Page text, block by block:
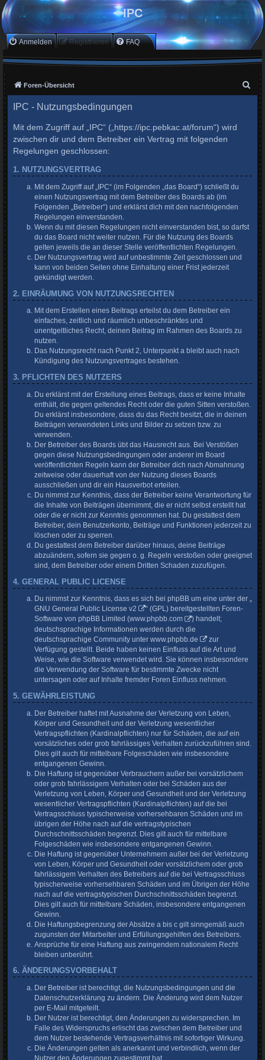
IPC
Anmelden Registrieren FAQ
Foren-Übersicht
IPC - Nutzungsbedingungen
Mit dem Zugriff auf „IPC“ („https://ipc.pebkac.at/forum“) wird
zwischen dir und dem Betreiber ein Vertrag mit folgenden
Regelungen geschlossen:
1. NUTZUNGSVERTRAG
Mit dem Zugriff auf „IPC“ (im Folgenden „das Board“) schließt du
einen Nutzungsvertrag mit dem Betreiber des Boards ab (im
Folgenden „Betreiber“) und erklärst dich mit den nachfolgenden
Regelungen einverstanden.
Wenn du mit diesen Regelungen nicht einverstanden bist, so darfst
du das Board nicht weiter nutzen. Für die Nutzung des Boards
gelten jeweils die an dieser Stelle veröffentlichten Regelungen.
Der Nutzungsvertrag wird auf unbestimmte Zeit geschlossen und
kann von beiden Seiten ohne Einhaltung einer Frist jederzeit
gekündigt werden.
2. EINRÄUMUNG VON NUTZUNGSRECHTEN
Mit dem Erstellen eines Beitrags erteilst du dem Betreiber ein
einfaches, zeitlich und räumlich unbeschränktes und
unentgeltliches Recht, deinen Beitrag im Rahmen des Boards zu
nutzen.
Das Nutzungsrecht nach Punkt 2, Unterpunkt a bleibt auch nach
Kündigung des Nutzungsvertrages bestehen.
3. PFLICHTEN DES NUTZERS
Du erklärst mit der Erstellung eines Beitrags, dass er keine Inhalte
enthält, die gegen geltendes Recht oder die guten Sitten verstoßen.
Du erklärst insbesondere, dass du das Recht besitzt, die in deinen
Beiträgen verwendeten Links und Bilder zu setzen bzw. zu
verwenden.
Der Betreiber des Boards übt das Hausrecht aus. Bei Verstößen
gegen diese Nutzungsbedingungen oder anderer im Board
veröffentlichten Regeln kann der Betreiber dich nach Abmahnung
zeitweise oder dauerhaft von der Nutzung dieses Boards
ausschließen und dir ein Hausverbot erteilen.
Du nimmst zur Kenntnis, dass der Betreiber keine Verantwortung für
die Inhalte von Beiträgen übernimmt, die er nicht selbst erstellt hat
oder die er nicht zur Kenntnis genommen hat. Du gestattest dem
Betreiber, dein Benutzerkonto, Beiträge und Funktionen jederzeit zu
löschen oder zu sperren.
Du gestattest dem Betreiber darüber hinaus, deine Beiträge
abzuändern, sofern sie gegen o. g. Regeln verstoßen oder geeignet
sind, dem Betreiber oder einem Dritten Schaden zuzufügen.
4. GENERAL PUBLIC LICENSE
Du nimmst zur Kenntnis, dass es sich bei phpBB um eine unter der „
GNU General Public License v2
“ (GPL) bereitgestellten Foren-
Software von phpBB Limited (www.phpbb.com
) handelt;
deutschsprachige Informationen werden durch die
deutschsprachige Community unter www.phpbb.de
zur
Verfügung gestellt. Beide haben keinen Einfluss auf die Art und
Weise, wie die Software verwendet wird. Sie können insbesondere
die Verwendung der Software für bestimmte Zwecke nicht
untersagen oder auf Inhalte fremder Foren Einfluss nehmen.
5. GEWÄHRLEISTUNG
Der Betreiber haftet mit Ausnahme der Verletzung von Leben,
Körper und Gesundheit und der Verletzung wesentlicher
Vertragspflichten (Kardinalpflichten) nur für Schäden, die auf ein
vorsätzliches oder grob fahrlässiges Verhalten zurückzuführen sind.
Dies gilt auch für mittelbare Folgeschäden wie insbesondere
entgangenen Gewinn.
Die Haftung ist gegenüber Verbrauchern außer bei vorsätzlichem
oder grob fahrlässigem Verhalten oder bei Schäden aus der
Verletzung von Leben, Körper und Gesundheit und der Verletzung
wesentlicher Vertragspflichten (Kardinalpflichten) auf die bei
Vertragsschluss typischerweise vorhersehbaren Schäden und im
übrigen der Höhe nach auf die vertragstypischen
Durchschnittsschäden begrenzt. Dies gilt auch für mittelbare
Folgeschäden wie insbesondere entgangenen Gewinn.
Die Haftung ist gegenüber Unternehmern außer bei der Verletzung
von Leben, Körper und Gesundheit oder vorsätzlichem oder grob
fahrlässigem Verhalten des Betreibers auf die bei Vertragsschluss
typischerweise vorhersehbaren Schäden und im Übrigen der Höhe
nach auf die vertragstypischen Durchschnittsschäden begrenzt.
Dies gilt auch für mittelbare Schäden, insbesondere entgangenen
Gewinn.
Die Haftungsbegrenzung der Absätze a bis c gilt sinngemäß auch
zugunsten der Mitarbeiter und Erfüllungsgehilfen des Betreibers.
Ansprüche für eine Haftung aus zwingendem nationalem Recht
bleiben unberührt.
6. ÄNDERUNGSVORBEHALT
Der Betreiber ist berechtigt, die Nutzungsbedingungen und die
Datenschutzerklärung zu ändern. Die Änderung wird dem Nutzer
per E-Mail mitgeteilt.
Der Nutzer ist berechtigt, den Änderungen zu widersprechen. Im
Falle des Widerspruchs erlischt das zwischen dem Betreiber und
dem Nutzer bestehende Vertragsverhältnis mit sofortiger Wirkung.
Die Änderungen gelten als anerkannt und verbindlich, wenn der
Nutzer den Änderungen zugestimmt hat.